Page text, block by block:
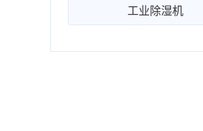
工业除湿机